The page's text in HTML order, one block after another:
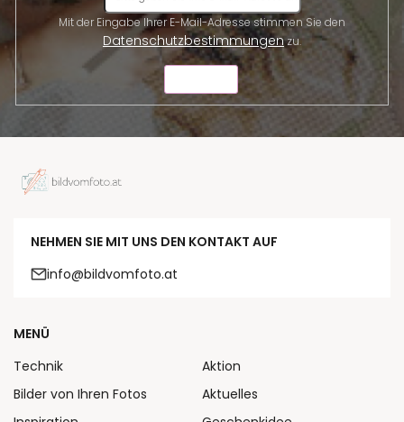
Datenschutzbestimmungenzu.
NEHMEN SIE MIT UNS DEN KONTAKT AUF
info@bildvomfoto.at
MENÜ
Technik
Bilder von Ihren Fotos
Aktion
Aktuelles